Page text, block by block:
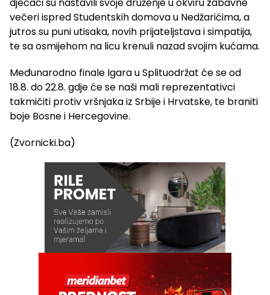
dječaci su nastavili svoje druženje u okviru zabavne
večeri ispred Studentskih domova u Nedžarićima, a
jutros su puni utisaka, novih prijateljstava i simpatija,
te sa osmijehom na licu krenuli nazad svojim kućama.
Međunarodno finale Igara u Splituodržat će se od
18.8. do 22.8. gdje će se naši mali reprezentativci
takmičiti protiv vršnjaka iz Srbije i Hrvatske, te braniti
boje Bosne i Hercegovine.
(Zvornicki.ba)